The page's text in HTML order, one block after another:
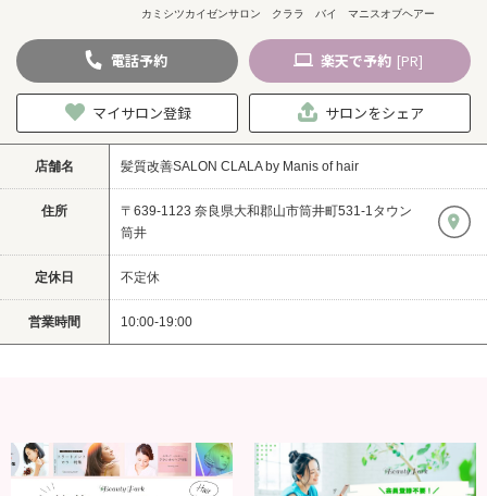
カミシツカイゼンサロン クララ バイ マニスオブヘアー
電話予約 楽天で予約 [PR]
マイサロン登録 サロンをシェア
店舗名 髪質改善SALON CLALA by Manis of hair
住所
〒639-1123 奈良県大和郡山市筒井町531-1タウン
筒井
定休日 不定休
営業時間 10:00-19:00